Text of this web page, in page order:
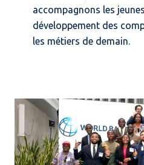
accompagnons les
développement des
les métiers de demain.